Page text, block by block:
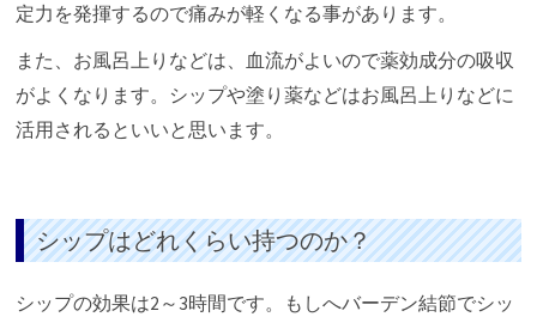
定力を発揮するので痛みが軽くなる事があります。
また、お風呂上りなどは、血流がよいので薬効成分の吸収
がよくなります。シップや塗り薬などはお風呂上りなどに
活用されるといいと思います。
シップはどれくらい持つのか？
シップの効果は2～3時間です。もしへバーデン結節でシッ